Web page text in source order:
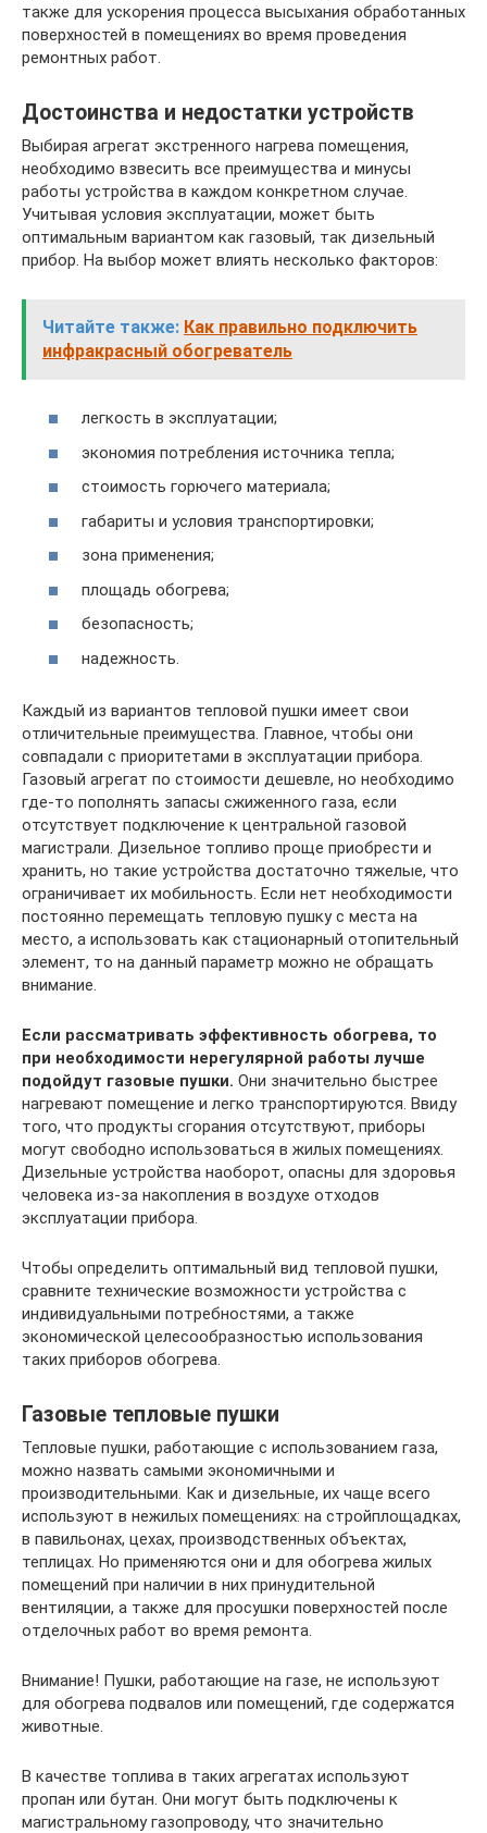
также для ускорения процесса высыхания обработанных
поверхностей в помещениях во время проведения
ремонтных работ.
Достоинства и недостатки устройств
Выбирая агрегат экстренного нагрева помещения,
необходимо взвесить все преимущества и минусы
работы устройства в каждом конкретном случае.
Учитывая условия эксплуатации, может быть
оптимальным вариантом как газовый, так дизельный
прибор. На выбор может влиять несколько факторов:
Читайте также: Как правильно подключить
инфракрасный обогреватель
легкость в эксплуатации;
экономия потребления источника тепла;
стоимость горючего материала;
габариты и условия транспортировки;
зона применения;
площадь обогрева;
безопасность;
надежность.
Каждый из вариантов тепловой пушки имеет свои
отличительные преимущества. Главное, чтобы они
совпадали с приоритетами в эксплуатации прибора.
Газовый агрегат по стоимости дешевле, но необходимо
где-то пополнять запасы сжиженного газа, если
отсутствует подключение к центральной газовой
магистрали. Дизельное топливо проще приобрести и
хранить, но такие устройства достаточно тяжелые, что
ограничивает их мобильность. Если нет необходимости
постоянно перемещать тепловую пушку с места на
место, а использовать как стационарный отопительный
элемент, то на данный параметр можно не обращать
внимание.
Если рассматривать эффективность обогрева, то
при необходимости нерегулярной работы лучше
подойдут газовые пушки. Они значительно быстрее
нагревают помещение и легко транспортируются. Ввиду
того, что продукты сгорания отсутствуют, приборы
могут свободно использоваться в жилых помещениях.
Дизельные устройства наоборот, опасны для здоровья
человека из-за накопления в воздухе отходов
эксплуатации прибора.
Чтобы определить оптимальный вид тепловой пушки,
сравните технические возможности устройства с
индивидуальными потребностями, а также
экономической целесообразностью использования
таких приборов обогрева.
Газовые тепловые пушки
Тепловые пушки, работающие с использованием газа,
можно назвать самыми экономичными и
производительными. Как и дизельные, их чаще всего
используют в нежилых помещениях: на стройплощадках,
в павильонах, цехах, производственных объектах,
теплицах. Но применяются они и для обогрева жилых
помещений при наличии в них принудительной
вентиляции, а также для просушки поверхностей после
отделочных работ во время ремонта.
Внимание! Пушки, работающие на газе, не используют
для обогрева подвалов или помещений, где содержатся
животные.
В качестве топлива в таких агрегатах используют
пропан или бутан. Они могут быть подключены к
магистральному газопроводу, что значительно